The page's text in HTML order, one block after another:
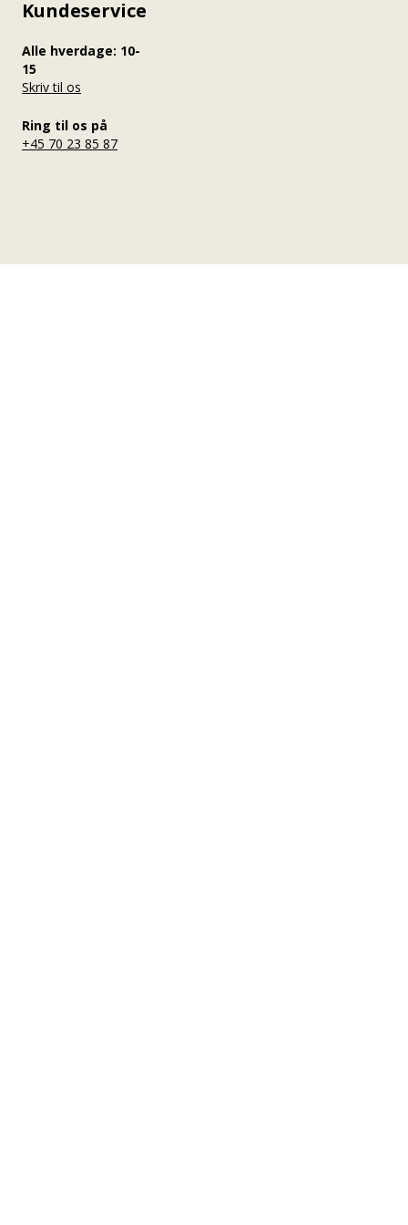
Kundeservice
Alle hverdage: 10-
15
Skriv til os
Ring til os på
+45 70 23 85 87